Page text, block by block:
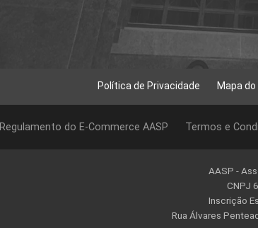
Política de Privacidade Mapa
Regulamento do E-Commerce AASP Termos e
AASP -
CNPJ
Inscrição
Rua Álvares